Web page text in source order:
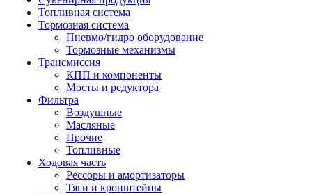
Топливная система
Тормозная система
Пневмо/гидро оборудование
Тормозные механизмы
Трансмиссия
КПП и компоненты
Мосты и редуктора
Фильтра
Воздушные
Масляные
Прочие
Топливные
Ходовая часть
Рессоры и амортизаторы
Тяги и кронштейны